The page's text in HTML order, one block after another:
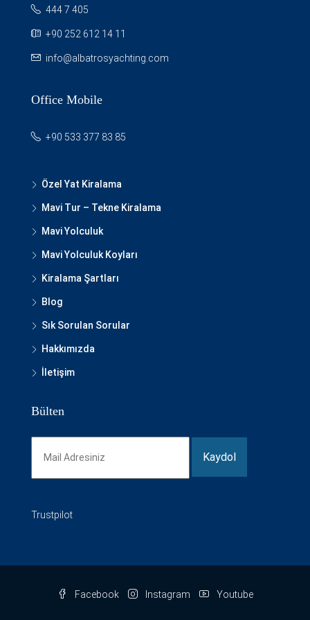
444 7 405
+90 252 612 14 11
info@albatrosyachting.com
Office Mobile
+90 533 377 83 85
Özel Yat Kiralama
Mavi Tur – Tekne Kiralama
Mavi Yolculuk
Mavi Yolculuk Koyları
Kiralama Şartları
Blog
Sık Sorulan Sorular
Hakkımızda
İletişim
Bülten
Trustpilot
Facebook Instagram Youtube